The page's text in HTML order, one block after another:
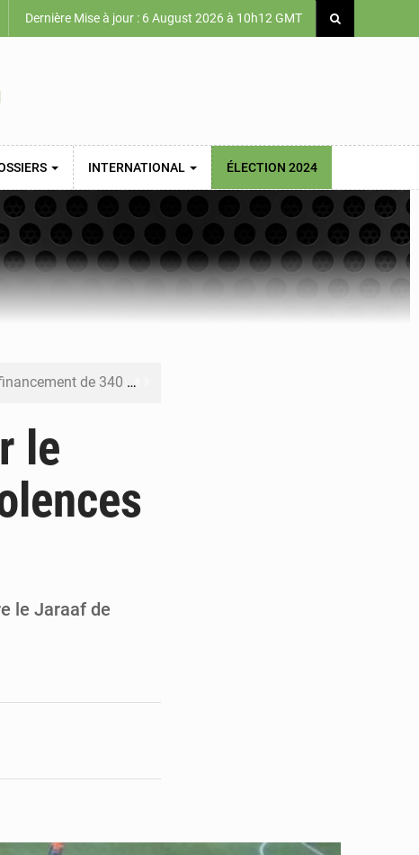
Dernière Mise à jour : 6 August 2026 à 10h12 GMT
INTERNATIONAL ÉLECTION 2024
les priorités de la Vision Sénégal 2050
prix des carburants et de l’électricité
appellent à la vigilance
du Conseil constitutionnel
le
le Jaraaf de